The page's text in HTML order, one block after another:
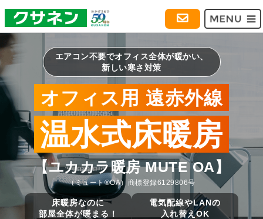
エアコン不要でオフィス全体が暖かい、
新しい寒さ対策
オフィス用 遠赤外線
温水式床暖房
【ユカカラ暖房 MUTE OA】
（ミュート®OA）商標登録6129806号
床暖房なのに
部屋全体が暖まる！
電気配線やLANの
入れ替えOK